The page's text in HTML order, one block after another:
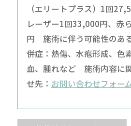
（エリートプラス）1回
レーザー1回33,000円、赤
円 施術に伴う可能性のあ
併症：熱傷、水疱形成、色
血、腫れなど 施術内容に
せ先： お問い合わせフォー